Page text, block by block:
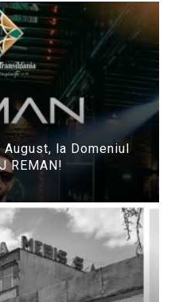
la Domeniul
REMAN!